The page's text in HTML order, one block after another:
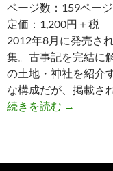
ページ数：159ページ
定価：1,200円＋税
2012年8月に発売さ
集。古事記を完結に
の土地・神社を紹介
な構成だが、掲載さ
続きを読む 【完全保
→